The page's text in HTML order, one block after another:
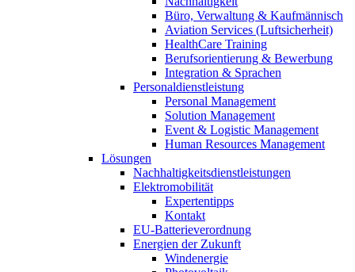
Büro, Verwaltung & Kaufmännisch
Aviation Services (Luftsicherheit)
HealthCare Training
Berufsorientierung & Bewerbung
Integration & Sprachen
Personaldienstleistung
Personal Management
Solution Management
Event & Logistic Management
Human Resources Management
Lösungen
Nachhaltigkeitsdienstleistungen
Elektromobilität
Expertentipps
Kontakt
EU-Batterieverordnung
Energien der Zukunft
Windenergie